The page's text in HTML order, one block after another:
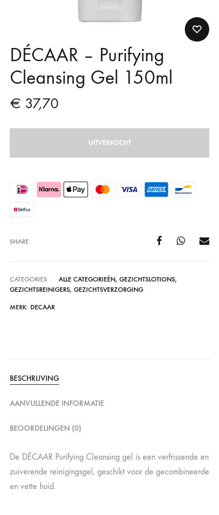
DÉCAAR – Purifying
Cleansing Gel 150ml
€ 37,70
UITVERKOCHT
SHARE
CATEGORIES ALLE CATEGORIEËN, GEZICHTSLOTIONS,
GEZICHTSREINIGERS, GEZICHTSVERZORGING
MERK: DECAAR
BESCHRIJVING
AANVULLENDE INFORMATIE
BEOORDELINGEN (0)
De DÉCAAR Purifying Cleansing gel is een verfrissende en
zuiverende reinigingsgel, geschikt voor de gecombineerde
en vette huid.